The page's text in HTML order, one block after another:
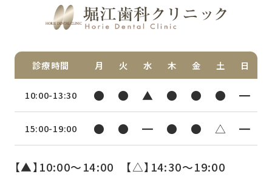
診療時間 月 火 水 木 金 土 日
10:00-13:30 ● ● ▲ ● ● ● ━
15:00-19:00 ● ● ━ ● ● △ ━
【▲】10:00〜14:00 【△】14:30〜19:00